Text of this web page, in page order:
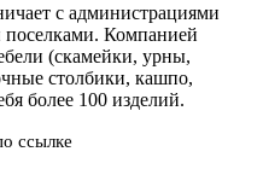
с администрациями
Компанией
(скамейки, урны,
столбики, кашпо,
более 100 изделий.
ссылке